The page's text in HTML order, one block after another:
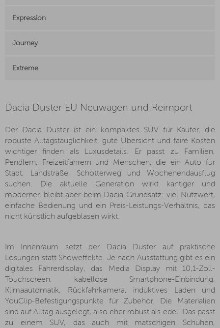
Expression
Journey
Extreme
Dacia Duster EU Neuwagen und Reimport
Der Dacia Duster ist ein kompaktes SUV für Käufer, die
robuste Alltagstauglichkeit, gute Übersicht und faire Kosten
wichtiger finden als Luxusdetails. Er passt zu Familien,
Pendlern, Freizeitfahrern und Menschen, die ein Auto für
Stadt, Landstraße, Schotterweg und Wochenendausflug
suchen. Die aktuelle Generation wirkt kantiger und
moderner, bleibt aber beim Dacia-Grundsatz: viel Nutzwert,
einfache Bedienung und ein Preis-Leistungs-Verhältnis, das
nicht künstlich aufgeblasen wirkt.
Im Innenraum setzt der Dacia Duster auf praktische
Lösungen statt Showeffekte. Je nach Ausstattung gibt es ein
digitales Fahrerdisplay, das Media Display mit 10,1-Zoll-
Touchscreen, kabellose Smartphone-Einbindung,
Klimaautomatik, Rückfahrkamera, induktives Laden und
YouClip-Befestigungspunkte für Zubehör. Die Materialien
sind auf Alltag ausgelegt, also eher robust als edel. Das passt
zu einem SUV, das auch mit matschigen Schuhen,